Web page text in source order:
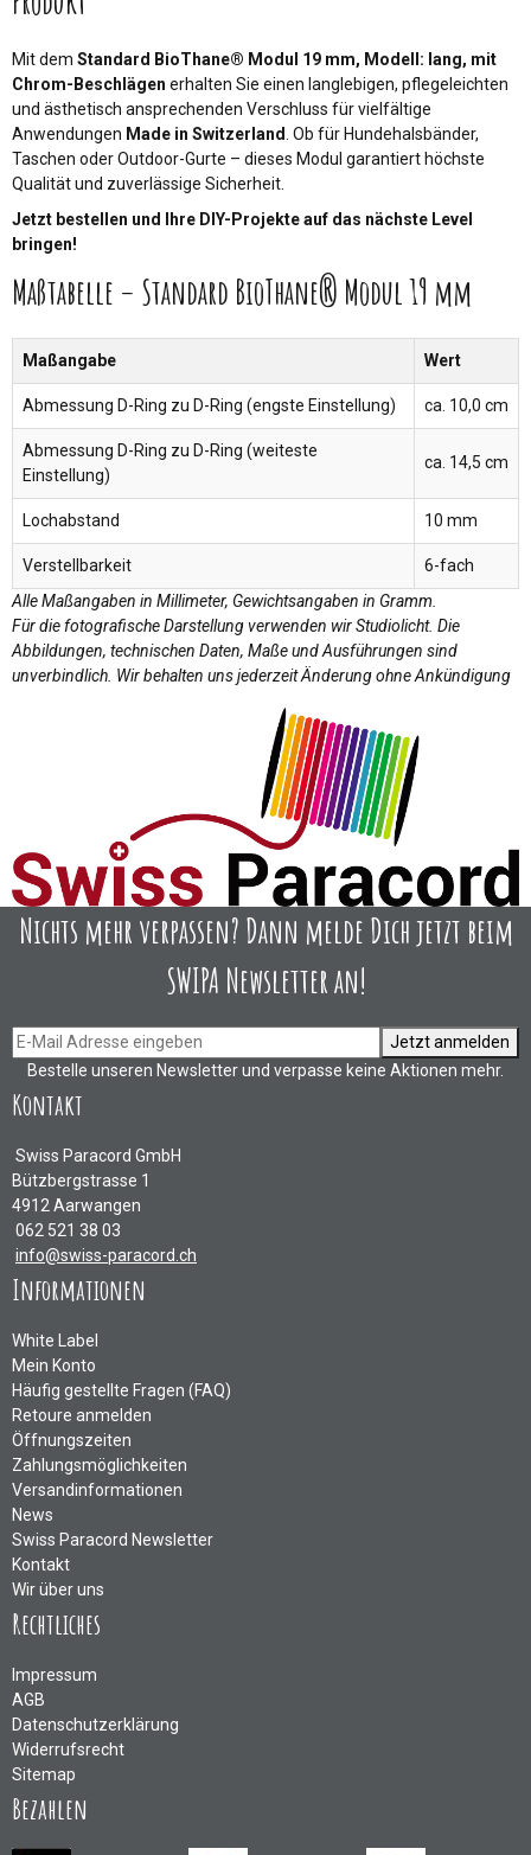
Mit dem Standard BioThane® Modul 19 mm, Modell: lang, mit
Chrom-Beschlägen erhalten Sie einen langlebigen, pflegeleichten
und ästhetisch ansprechenden Verschluss für vielfältige
Anwendungen Made in Switzerland. Ob für Hundehalsbänder,
Taschen oder Outdoor-Gurte – dieses Modul garantiert höchste
Qualität und zuverlässige Sicherheit.
Jetzt bestellen und Ihre DIY-Projekte auf das nächste Level
bringen!
Maßtabelle – Standard BioThane® Modul 19 mm
Maßangabe Wert
Abmessung D-Ring zu D-Ring (engste Einstellung) ca. 10,0 cm
Abmessung D-Ring zu D-Ring (weiteste
Einstellung)
ca. 14,5 cm
Lochabstand 10 mm
Verstellbarkeit
6-fach
Alle Maßangaben in Millimeter, Gewichtsangaben in Gramm.
Für die fotografische Darstellung verwenden wir Studiolicht. Die
Abbildungen, technischen Daten, Maße und Ausführungen sind
unverbindlich. Wir behalten uns jederzeit Änderung ohne Ankündigung
Nichts mehr verpassen? Dann melde Dich jetzt beim
SWIPA Newsletter an!
Jetzt anmelden
Bestelle unseren Newsletter und verpasse keine Aktionen mehr.
Kontakt
Swiss Paracord GmbH
Bützbergstrasse 1
4912 Aarwangen
062 521 38 03
info@swiss-paracord.ch
Informationen
White Label
Mein Konto
Häufig gestellte Fragen (FAQ)
Retoure anmelden
Öffnungszeiten
Zahlungsmöglichkeiten
Versandinformationen
News
Swiss Paracord Newsletter
Kontakt
Wir über uns
Rechtliches
Impressum
AGB
Datenschutzerklärung
Widerrufsrecht
Sitemap
Bezahlen